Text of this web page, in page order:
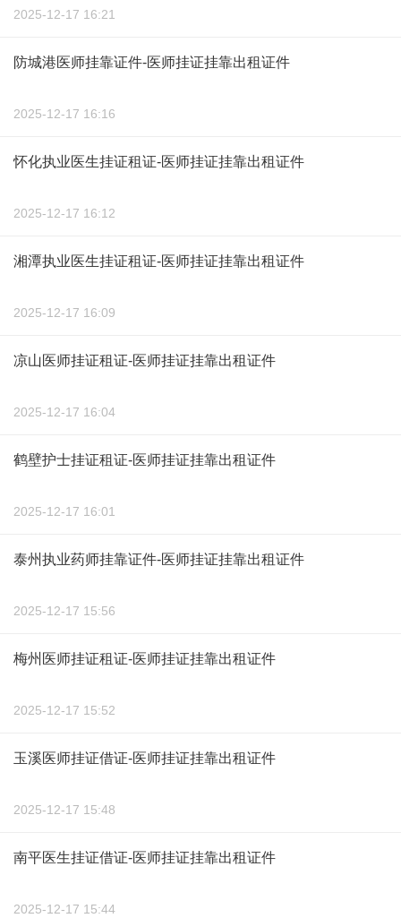
2025-12-17 16:21
防城港医师挂靠证件-医师挂证挂靠出租证件
2025-12-17 16:16
怀化执业医生挂证租证-医师挂证挂靠出租证件
2025-12-17 16:12
湘潭执业医生挂证租证-医师挂证挂靠出租证件
2025-12-17 16:09
凉山医师挂证租证-医师挂证挂靠出租证件
2025-12-17 16:04
鹤壁护士挂证租证-医师挂证挂靠出租证件
2025-12-17 16:01
泰州执业药师挂靠证件-医师挂证挂靠出租证件
2025-12-17 15:56
梅州医师挂证租证-医师挂证挂靠出租证件
2025-12-17 15:52
玉溪医师挂证借证-医师挂证挂靠出租证件
2025-12-17 15:48
南平医生挂证借证-医师挂证挂靠出租证件
2025-12-17 15:44